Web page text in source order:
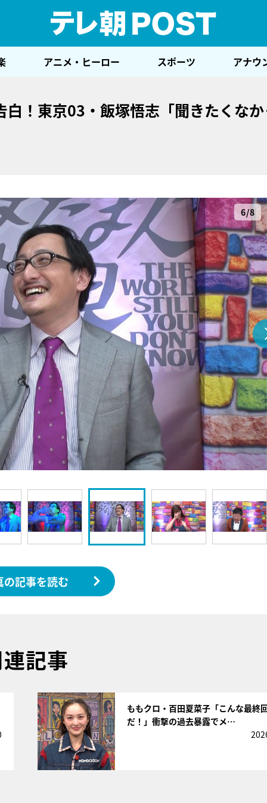
アニメ・ヒーロー スポーツ アナウ
！東京03・飯塚悟志「聞きたくなか
6/8
の記事を読む
記事
ももクロ・百田夏菜子「こんな最終
だ！」衝撃の過去暴露でメ…
『アイ＝ラブ！げーみん
E齋藤樹愛羅＆佐々木舞
ビュー